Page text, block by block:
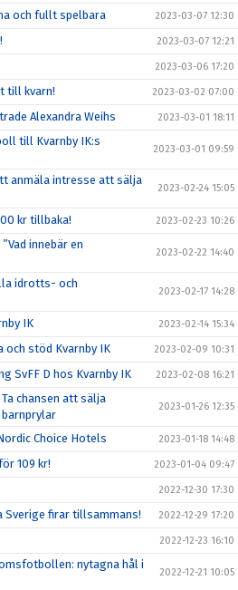
och fullt spelbara 2023-03-07 12:30
2023-03-07 12:21
2023-03-06 17:20
till kvarn! 2023-03-02 07:00
Alexandra Weihs 2023-03-01 18:11
till Kvarnby IK:s
2023-03-01 09:59
anmäla intresse att sälja
2023-02-24 15:05
kr tillbaka! 2023-02-23 10:26
innebär en
2023-02-22 14:40
idrotts- och
2023-02-17 14:28
IK 2023-02-14 15:34
stöd Kvarnby IK 2023-02-09 10:31
SvFF D hos Kvarnby IK 2023-02-08 16:21
chansen att sälja
barnprylar
2023-01-26 12:35
Choice Hotels 2023-01-18 14:48
109 kr! 2023-01-04 09:47
2022-12-30 17:30
firar tillsammans! 2022-12-29 17:20
2022-12-23 16:10
nytagna hål i
2022-12-21 10:05